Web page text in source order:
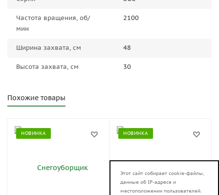
Частота вращения, об/
мин
2100
Ширина захвата, см 48
Высота захвата, см 30
Похожие товары
НОВИНКА НОВИНКА
Этот сайт собирает cookie-файлы,
данные об IP-адресе и
местоположении пользователей.